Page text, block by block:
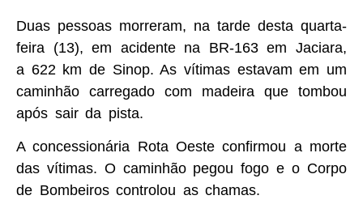
Duas pessoas morreram, na tarde desta quarta-
feira (13), em acidente na BR-163 em Jaciara,
a 622 km de Sinop. As vítimas estavam em um
caminhão carregado com madeira que tombou
após sair da pista.
A concessionária Rota Oeste confirmou a morte
das vítimas. O caminhão pegou fogo e o Corpo
de Bombeiros controlou as chamas.